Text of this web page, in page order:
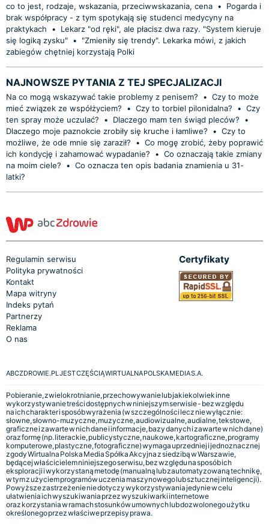
co to jest, rodzaje, wskazania, przeciwwskazania, cena •
Pogarda i
brak współpracy - z tym spotykają się studenci medycyny na
praktykach
•
Lekarz "od ręki", ale płacisz dwa razy. "System kieruje
się logiką zysku" •
"Zmieniły się trendy". Lekarka mówi, z jakich
zabiegów chętniej korzystają Polki
NAJNOWSZE PYTANIA Z TEJ SPECJALIZACJI
Na co mogą wskazywać takie problemy z penisem? • Czy to może
mieć związek ze współżyciem?
• Czy to torbiel pilonidalna? • Czy
ten spray może uczulać?
• Dlaczego mam ten świąd pleców?
•
Dlaczego moje paznokcie zrobiły się kruche i łamliwe?
• Czy to
możliwe, że ode mnie się zaraził?
• Co mogę zrobić, żeby poprawić
ich kondycję i zahamować wypadanie?
• Co oznaczają takie zmiany
na moim ciele?
• Co oznacza ten opis badania znamienia u 31-
latki?
Regulamin serwisu
Polityka prywatności
Kontakt
Mapa witryny
Indeks pytań
Partnerzy
Reklama
O nas
Certyfikaty
ABCZDROWIE.PL JEST CZĘŚCIĄ WIRTUALNA POLSKA MEDIA S.A.
Pobieranie, zwielokrotnianie, przechowywanie lub jakiekolwiek inne
wykorzystywanie treści dostępnych w niniejszym serwisie - bez względu
na ich charakter i sposób wyrażenia (w szczególności lecz nie wyłącznie:
słowne, słowno-muzyczne, muzyczne, audiowizualne, audialne, tekstowe,
graficzne i zawarte w nich dane i informacje, bazy danych i zawarte w nich dane)
oraz formę (np. literackie, publicystyczne, naukowe, kartograficzne, programy
komputerowe, plastyczne, fotograficzne) wymaga uprzedniej i jednoznacznej
zgody Wirtualna Polska Media Spółka Akcyjna z siedzibą w Warszawie,
będącej właścicielem niniejszego serwisu, bez względu na sposób ich
eksploracji i wykorzystaną metodę (manualną lub zautomatyzowaną technikę,
w tym z użyciem programów uczenia maszynowego lub sztucznej inteligencji).
Powyższe zastrzeżenie nie dotyczy wykorzystywania jedynie w celu
ułatwienia ich wyszukiwania przez wyszukiwarki internetowe
oraz korzystania w ramach stosunków umownych lub dozwolonego użytku
określonego przez właściwe przepisy prawa.